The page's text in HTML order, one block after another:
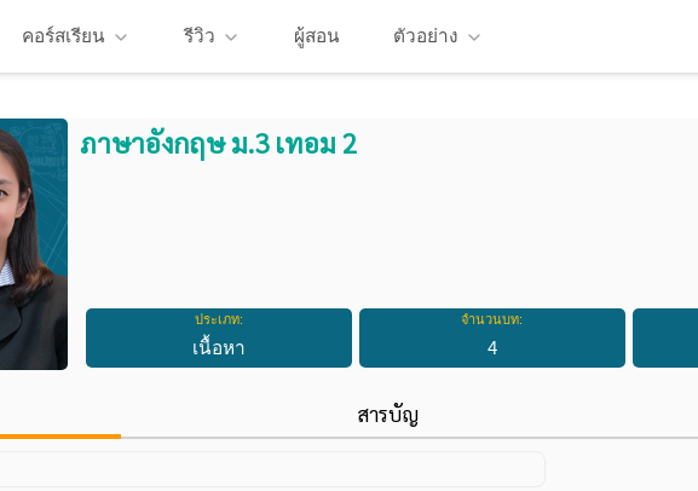
คอร์สเรียน รีวิว ผู้สอน ตัวอย่าง
ภาษาอังกฤษ ม.3 เทอม 2
ประเภท:
เนื้อหา
จำนวนบท:
4
สารบัญ